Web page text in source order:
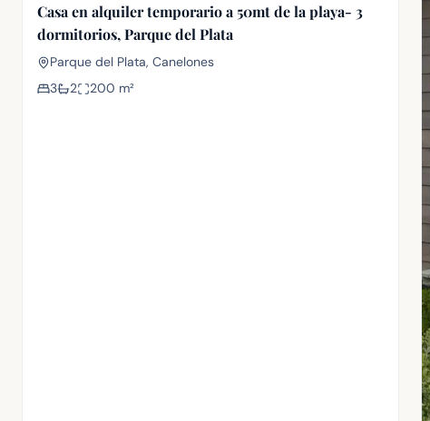
Casa en alquiler temporario a 50mt de la playa- 3
dormitorios, Parque del Plata
Parque del Plata, Canelones
3
2 200 m²